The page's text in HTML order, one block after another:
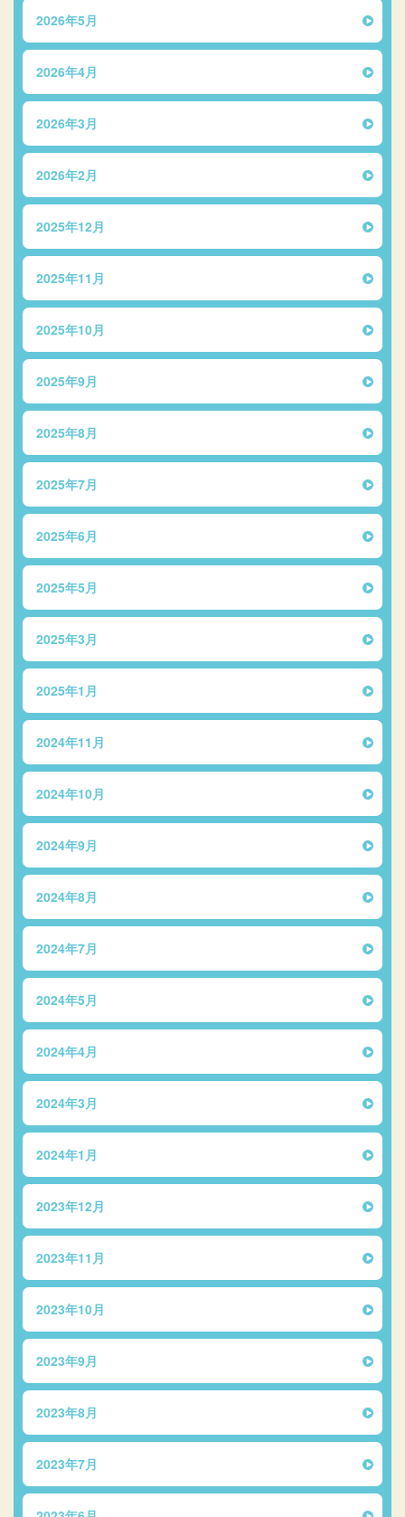
2026年5月
2026年4月
2026年3月
2026年2月
2025年12月
2025年11月
2025年10月
2025年9月
2025年8月
2025年7月
2025年6月
2025年5月
2025年3月
2025年1月
2024年11月
2024年10月
2024年9月
2024年8月
2024年7月
2024年5月
2024年4月
2024年3月
2024年1月
2023年12月
2023年11月
2023年10月
2023年9月
2023年8月
2023年7月